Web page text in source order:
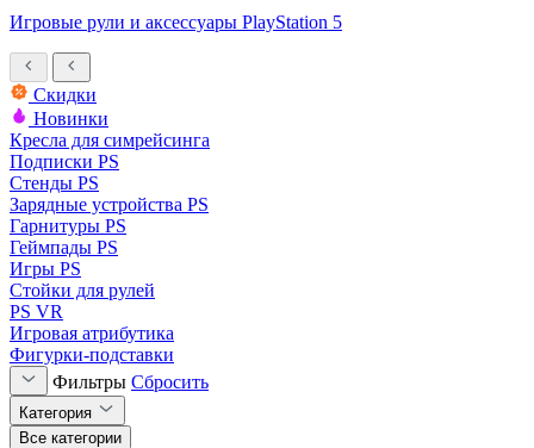
Игровые рули и аксессуары PlayStation 5
Скидки
Новинки
Кресла для симрейсинга
Подписки PS
Стенды PS
Зарядные устройства PS
Гарнитуры PS
Геймпады PS
Игры PS
Стойки для рулей
PS VR
Игровая атрибутика
Фигурки-подставки
Фильтры Сбросить
Категория
Все категории